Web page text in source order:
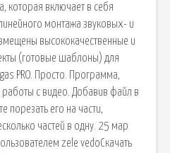
включает в себя
монтажа звуковых- и
высококачественные и
(готовые шаблоны) для
PRO. Просто. Программа,
с видео. Добавив файл в
его на части,
частей в одну. 25 мар
zele vedoСкачать